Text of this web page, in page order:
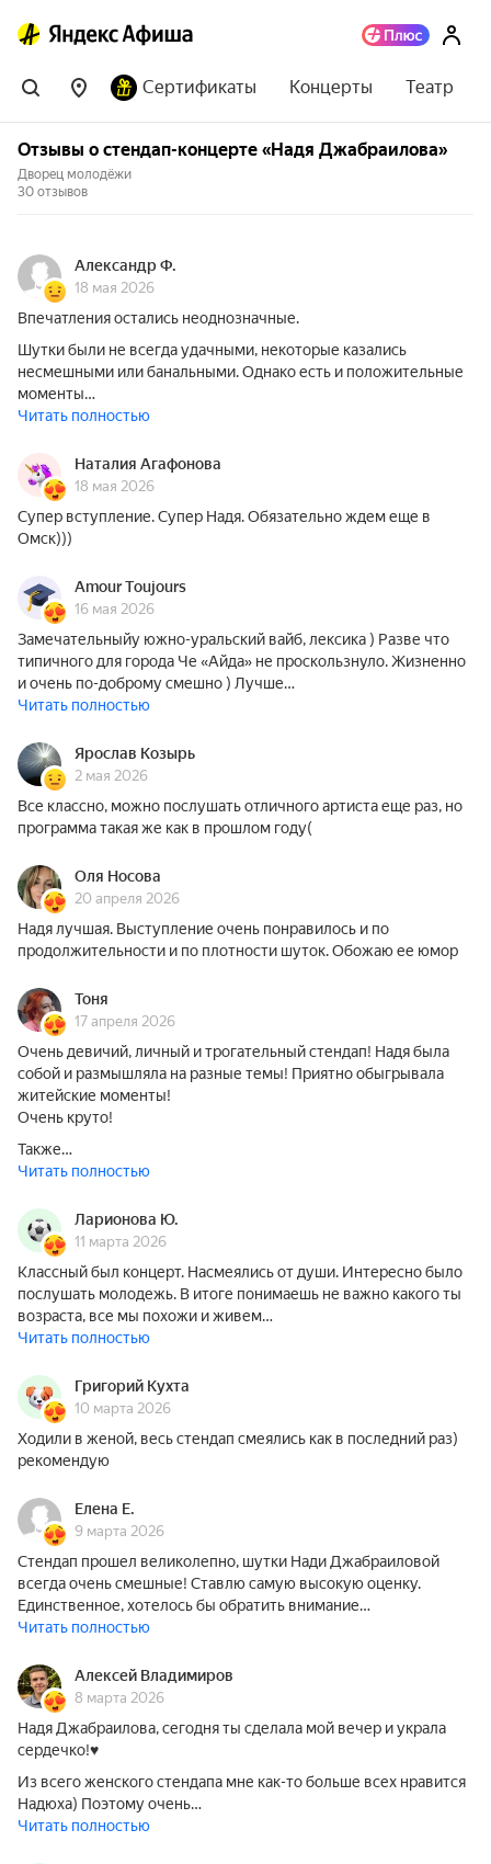
Сертификаты Концерты Театр
Отзывы о стендап-концерте «Надя Джабраилова»
Дворец молодёжи
30 отзывов
Александр Ф.
18 мая 2026
Впечатления остались неоднозначные.
Шутки были не всегда удачными, некоторые казались
несмешными или банальными. Однако есть и положительные
моменты…
Читать полностью
Наталия Агафонова
18 мая 2026
Супер вступление. Супер Надя. Обязательно ждем еще в
Омск)))
Amour Toujours
16 мая 2026
Замечательныйу южно-уральский вайб, лексика ) Разве что
типичного для города Че «Айда» не проскользнуло. Жизненно
и очень по-доброму смешно ) Лучше…
Читать полностью
Ярослав Козырь
2 мая 2026
Все классно, можно послушать отличного артиста еще раз, но
программа такая же как в прошлом году(
Оля Носова
20 апреля 2026
Надя лучшая. Выступление очень понравилось и по
продолжительности и по плотности шуток. Обожаю ее юмор
Тоня
17 апреля 2026
Очень девичий, личный и трогательный стендап! Надя была
собой и размышляла на разные темы! Приятно обыгрывала
житейские моменты!
Очень круто!
Также…
Читать полностью
Ларионова Ю.
11 марта 2026
Классный был концерт. Насмеялись от души. Интересно было
послушать молодежь. В итоге понимаешь не важно какого ты
возраста, все мы похожи и живем…
Читать полностью
Григорий Кухта
10 марта 2026
Ходили в женой, весь стендап смеялись как в последний раз)
рекомендую
Елена Е.
9 марта 2026
Стендап прошел великолепно, шутки Нади Джабраиловой
всегда очень смешные! Ставлю самую высокую оценку.
Единственное, хотелось бы обратить внимание…
Читать полностью
Алексей Владимиров
8 марта 2026
Надя Джабраилова, сегодня ты сделала мой вечер и украла
сердечко!♥️
Из всего женского стендапа мне как-то больше всех нравится
Надюха) Поэтому очень…
Читать полностью